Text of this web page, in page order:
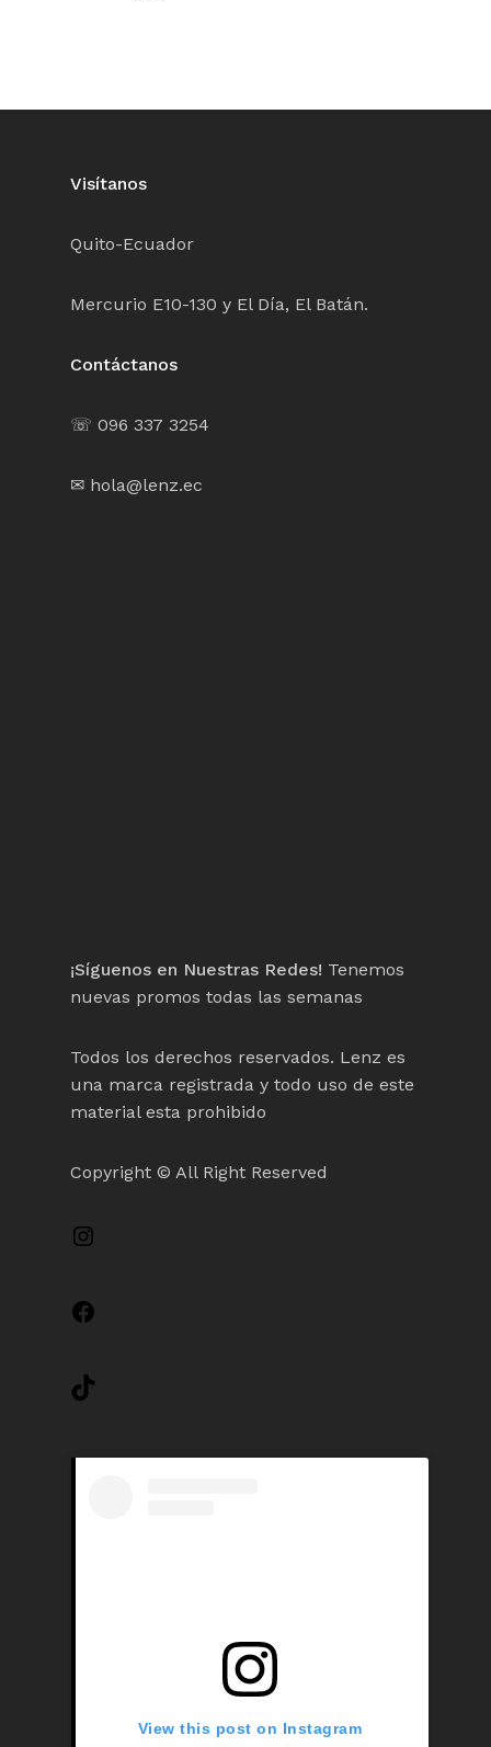
Visítanos
Quito-Ecuador
Mercurio E10-130 y El Día, El Batán.
Contáctanos
☏ 096 337 3254
✉ hola@lenz.ec
¡Síguenos en Nuestras Redes! Tenemos
nuevas promos todas las semanas
Todos los derechos reservados. Lenz es
una marca registrada y todo uso de este
material esta prohibido
Copyright © All Right Reserved
View this post on Instagram